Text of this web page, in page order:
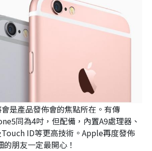
是產品發佈會的焦點所在。有傳
同為4吋，但配備，內置A9處理器、
ID等更高技術。Apple再度發佈
的朋友一定最開心！